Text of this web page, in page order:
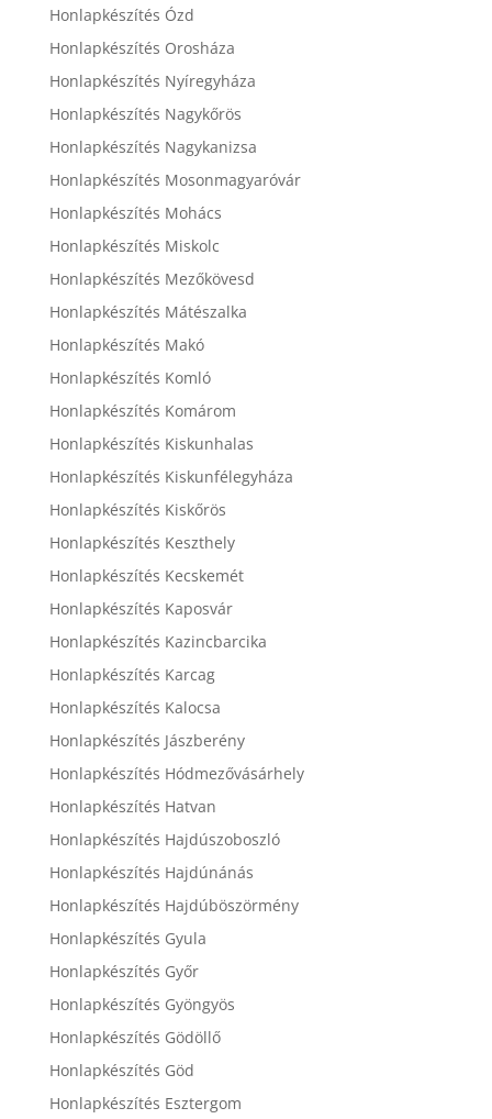
Honlapkészítés Ózd
Honlapkészítés Orosháza
Honlapkészítés Nyíregyháza
Honlapkészítés Nagykőrös
Honlapkészítés Nagykanizsa
Honlapkészítés Mosonmagyaróvár
Honlapkészítés Mohács
Honlapkészítés Miskolc
Honlapkészítés Mezőkövesd
Honlapkészítés Mátészalka
Honlapkészítés Makó
Honlapkészítés Komló
Honlapkészítés Komárom
Honlapkészítés Kiskunhalas
Honlapkészítés Kiskunfélegyháza
Honlapkészítés Kiskőrös
Honlapkészítés Keszthely
Honlapkészítés Kecskemét
Honlapkészítés Kaposvár
Honlapkészítés Kazincbarcika
Honlapkészítés Karcag
Honlapkészítés Kalocsa
Honlapkészítés Jászberény
Honlapkészítés Hódmezővásárhely
Honlapkészítés Hatvan
Honlapkészítés Hajdúszoboszló
Honlapkészítés Hajdúnánás
Honlapkészítés Hajdúböszörmény
Honlapkészítés Gyula
Honlapkészítés Győr
Honlapkészítés Gyöngyös
Honlapkészítés Gödöllő
Honlapkészítés Göd
Honlapkészítés Esztergom